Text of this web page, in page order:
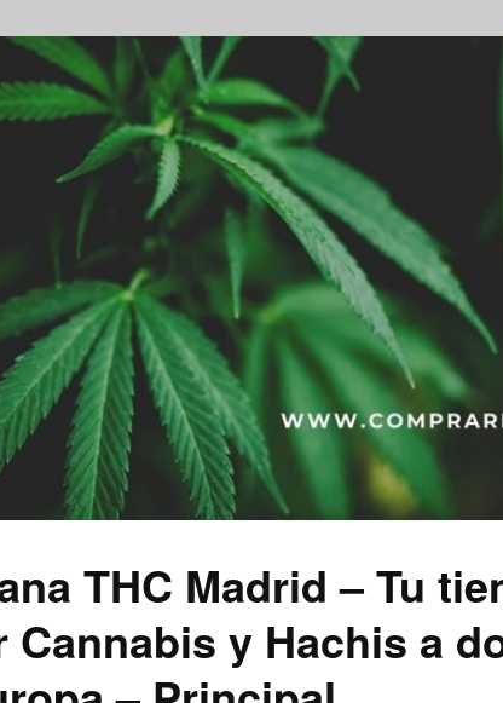
THC Madrid – Tu
Cannabis y Hachis a